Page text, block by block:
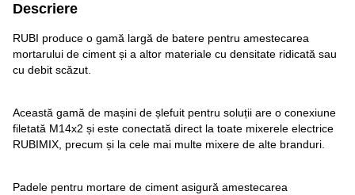
Descriere
RUBI produce o gamă largă de batere pentru amestecarea
mortarului de ciment și a altor materiale cu densitate ridicată sau
cu debit scăzut.
Această gamă de mașini de șlefuit pentru soluții are o conexiune
filetată M14x2 și este conectată direct la toate mixerele electrice
RUBIMIX, precum și la cele mai multe mixere de alte branduri.
Padele pentru mortare de ciment asigură amestecarea